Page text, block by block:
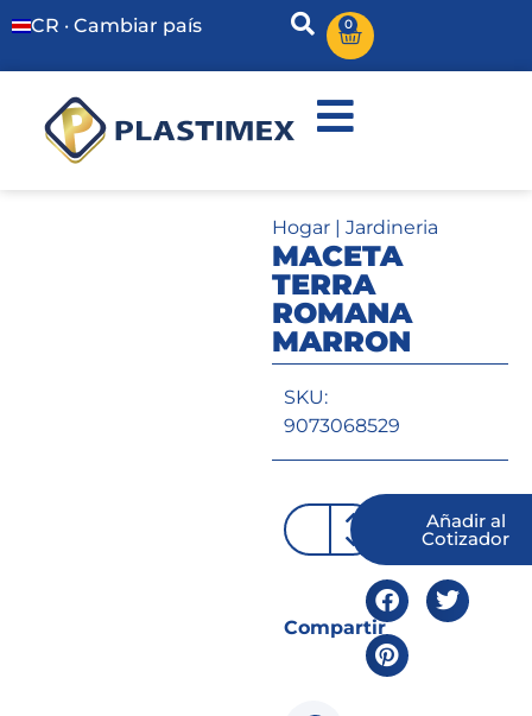
CR · Cambiar país 0
Hogar| Jardineria
MACETA
TERRA
ROMANA
MARRON
SKU:
9073068529
Añadir al
Cotizador
Compartir